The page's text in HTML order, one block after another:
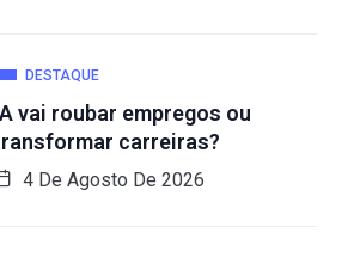
DESTAQUE
vai roubar empregos ou
carreiras?
4 De Agosto De 2026